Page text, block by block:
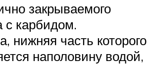
закрываемого
с карбидом.
нижняя часть которого
наполовину водой,